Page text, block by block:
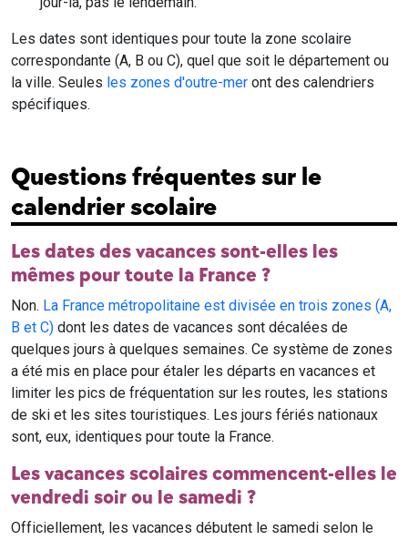
Les dates sont identiques pour toute la zone scolaire
correspondante (A, B ou C), quel que soit le département ou
la ville. Seules les zones d'outre-mer ont des calendriers
spécifiques.
Questions fréquentes sur le
calendrier scolaire
Les dates des vacances sont-elles les
mêmes pour toute la France ?
Non. La France métropolitaine est divisée en trois zones (A,
B et C) dont les dates de vacances sont décalées de
quelques jours à quelques semaines. Ce système de zones
a été mis en place pour étaler les départs en vacances et
limiter les pics de fréquentation sur les routes, les stations
de ski et les sites touristiques. Les jours fériés nationaux
sont, eux, identiques pour toute la France.
Les vacances scolaires commencent-elles le
vendredi soir ou le samedi ?
Officiellement, les vacances débutent le samedi selon le